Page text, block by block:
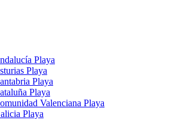
Playa
Playa
Playa
Playa
Valenciana Playa
Playa